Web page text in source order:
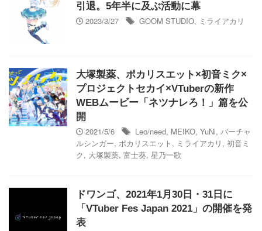
引退。5年半に及ぶ活動に幕
2023/3/27
GOOM STUDIO, ミライアカリ
大塚製薬、ポカリスエット×初音ミク×
プロジェクトセカイ×VTuberの新作
WEBムービー「ネツナレろ！」篇を公
開
2021/5/6
Leo/need, MEIKO, YuNi, バーチャ
ルシンガー, ポカリスエット , ミライアカリ , 初音ミ
ク, 大塚製薬, 富士葵, 星乃一歌
ドワンゴ、2021年1月30日・31日に
「VTuber Fes Japan 2021」の開催を発
表